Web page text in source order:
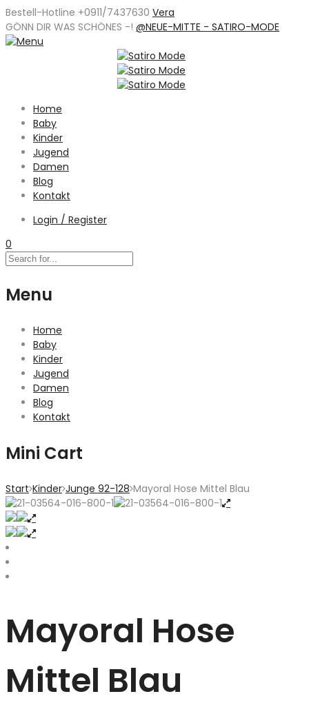
Bestell-Hotline +0911/7437630 Vera
GÖNN DIR WAS SCHÖNES -! @NEUE-MITTE - SATIRO-MODE
Home
Baby
Kinder
Jugend
Damen
Blog
Kontakt
Login / Register
0
Menu
Home
Baby
Kinder
Jugend
Damen
Blog
Kontakt
Mini Cart
Start Kinder Junge 92-128 Mayoral Hose Mittel Blau
Mayoral Hose
Mittel Blau